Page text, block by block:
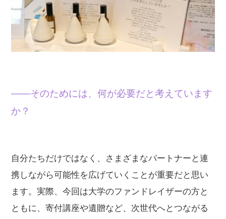
——そのためには、何が必要だと考えています
か？
自分たちだけではなく、さまざまなパートナーと連
携しながら可能性を広げていくことが重要だと思い
ます。実際、今回は大学のファンドレイザーの方と
ともに、寄付講座や遺贈など、次世代へとつながる